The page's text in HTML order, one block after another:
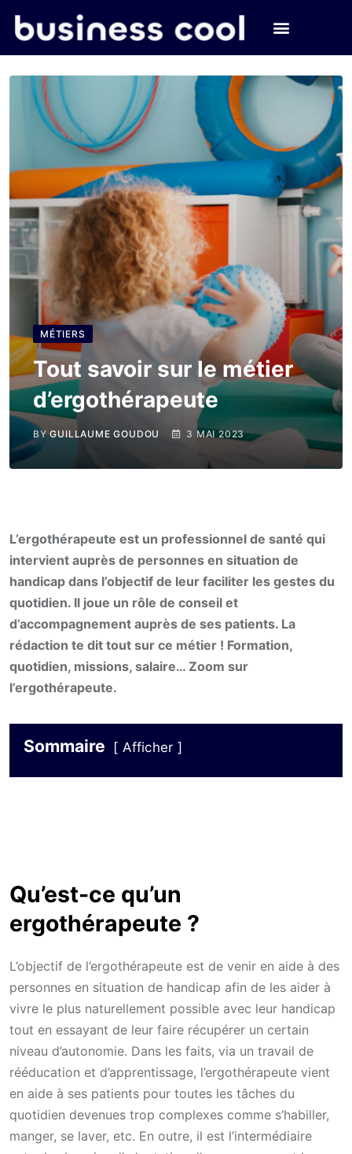
MÉTIERS
Tout savoir sur le métier
d’ergothérapeute
BYGUILLAUME GOUDOU 3 MAI 2023
L’ergothérapeute est un professionnel de santé qui
intervient auprès de personnes en situation de
handicap dans l’objectif de leur faciliter les gestes du
quotidien. Il joue un rôle de conseil et
d’accompagnement auprès de ses patients. La
rédaction te dit tout sur ce métier ! Formation,
quotidien, missions, salaire… Zoom sur
l’ergothérapeute.
Sommaire Afficher
Qu’est-ce qu’un
ergothérapeute ?
L’objectif de l’ergothérapeute est de venir en aide à des
personnes en situation de handicap afin de les aider à
vivre le plus naturellement possible avec leur handicap
tout en essayant de leur faire récupérer un certain
niveau d’autonomie. Dans les faits, via un travail de
rééducation et d’apprentissage, l’ergothérapeute vient
en aide à ses patients pour toutes les tâches du
quotidien devenues trop complexes comme s’habiller,
manger, se laver, etc. En outre, il est l’intermédiaire